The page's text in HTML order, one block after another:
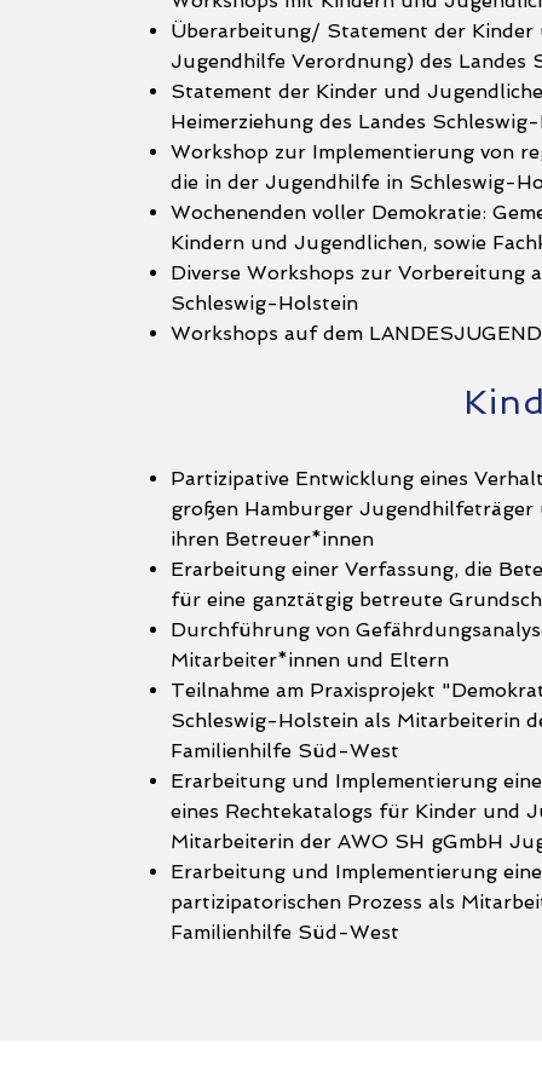
Überarbeitung/ Statement der
Jugendhilfe Verordnung) des Landes
Statement der Kinder und
Heimerziehung des Landes
Workshop zur Implementierung von
die in der Jugendhilfe in Schleswig-
Wochenenden voller Demokratie:
Kindern und Jugendlichen, sowie
Diverse Workshops zur Vorbereitung
Schleswig-Holstein
Workshops auf dem
Partizipative Entwicklung eines
großen Hamburger
ihren Betreuer*innen
Erarbeitung einer Verfassung, die
für eine ganztätgig betreute
Durchführung von
Mitarbeiter*innen und Eltern
Teilnahme am Praxisprojekt
Schleswig-Holstein als Mitarbeiterin
Familienhilfe Süd-West
Erarbeitung und Implementierung
eines Rechtekatalogs für Kinder und
Mitarbeiterin der AWO SH gGmbH
Erarbeitung und Implementierung
partizipatorischen Prozess als
Familienhilfe Süd-West